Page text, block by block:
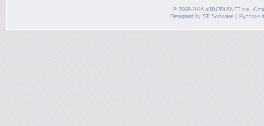
© 2008-2026 «3DOPLANET.ru».
Designed by ST Software Русская